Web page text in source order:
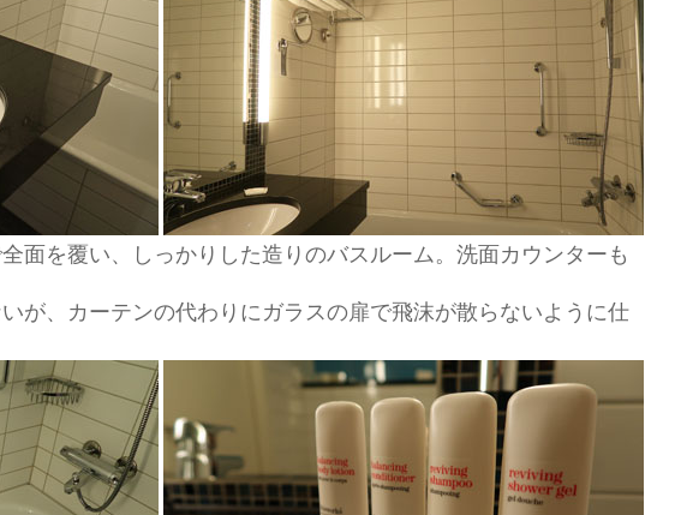
面を覆い、しっかりした造りのバスルーム。洗面カウンターも
が、カーテンの代わりにガラスの扉で飛沫が散らないように仕